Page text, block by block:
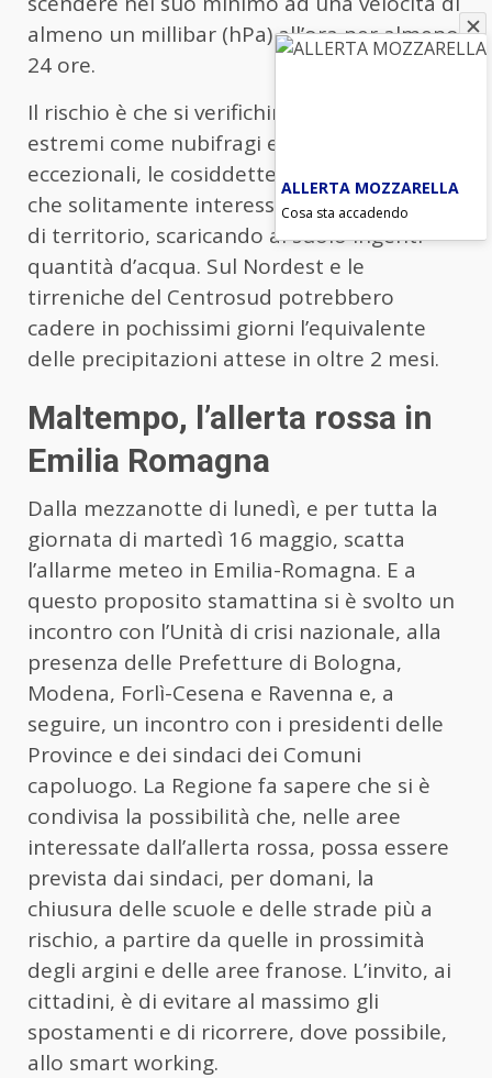
almeno un millibar (hPa) all’ora per almeno
24 ore.
Il rischio è che si verifichino eventi meteo
estremi come nubifragi e, nei casi più
eccezionali, le cosiddette ‘alluvioni lampo’
che solitamente interessano fasce ristrette
di territorio, scaricando al suolo ingenti
quantità d’acqua. Sul Nordest e le
tirreniche del Centrosud potrebbero
cadere in pochissimi giorni l’equivalente
delle precipitazioni attese in oltre 2 mesi.
Maltempo, l’allerta rossa in
Emilia Romagna
Dalla mezzanotte di lunedì, e per tutta la
giornata di martedì 16 maggio, scatta
l’allarme meteo in Emilia-Romagna. E a
questo proposito stamattina si è svolto un
incontro con l’Unità di crisi nazionale, alla
presenza delle Prefetture di Bologna,
Modena, Forlì-Cesena e Ravenna e, a
seguire, un incontro con i presidenti delle
Province e dei sindaci dei Comuni
capoluogo. La Regione fa sapere che si è
condivisa la possibilità che, nelle aree
interessate dall’allerta rossa, possa essere
prevista dai sindaci, per domani, la
chiusura delle scuole e delle strade più a
rischio, a partire da quelle in prossimità
degli argini e delle aree franose. L’invito, ai
cittadini, è di evitare al massimo gli
spostamenti e di ricorrere, dove possibile,
allo smart working.
ALLERTA MOZZARELLA
Cosa sta accadendo